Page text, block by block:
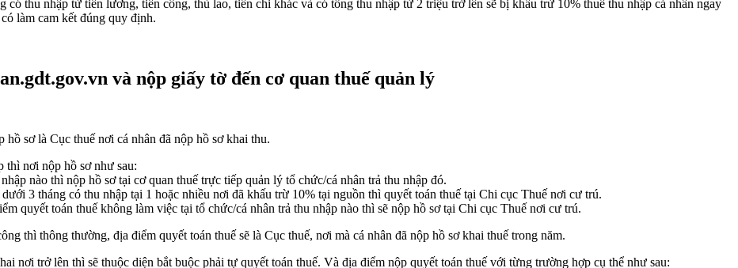
thu nhập từ tiền lương, tiền công, thù lao, tiền chi khác và có tổng thu nhập từ 2 triệu trở lên sẽ bị khấu trừ 10% thuế thu nhập cá nhân ngay
làm cam kết đúng quy định.
và nộp giấy tờ đến cơ quan thuế quản lý
sơ là Cục thuế nơi cá nhân đã nộp hồ sơ khai thu.
thì nơi nộp hồ sơ như sau:
nào thì nộp hồ sơ tại cơ quan thuế trực tiếp quản lý tổ chức/cá nhân trả thu nhập đó.
3 tháng có thu nhập tại 1 hoặc nhiều nơi đã khấu trừ 10% tại nguồn thì quyết toán thuế tại Chi cục Thuế nơi cư trú.
quyết toán thuế không làm việc tại tổ chức/cá nhân trả thu nhập nào thì sẽ nộp hồ sơ tại Chi cục Thuế nơi cư trú.
thì thông thường, địa điểm quyết toán thuế sẽ là Cục thuế, nơi mà cá nhân đã nộp hồ sơ khai thuế trong năm.
nơi trở lên thì sẽ thuộc diện bắt buộc phải tự quyết toán thuế. Và địa điểm nộp quyết toán thuế với từng trường hợp cụ thể như sau: